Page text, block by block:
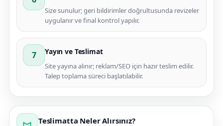
Size sunulur; geri bildirimler doğrultusunda revizeler
uygulanır ve final kontrol yapılır.
7 Yayın ve Teslimat
Site yayına alınır; reklam/SEO için hazır teslim edilir.
Talep toplama süreci başlatılabilir.
Teslimatta Neler Alırsınız?